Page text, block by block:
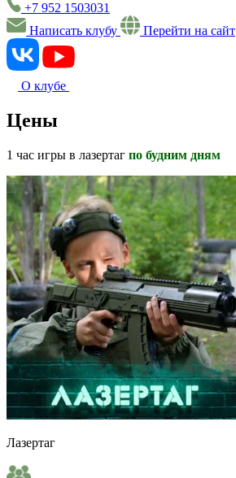
+7 952 1503031
Написать клубу
Перейти на сайт
О клубе
Цены
1 час игры в лазертаг по будним дням
Лазертаг